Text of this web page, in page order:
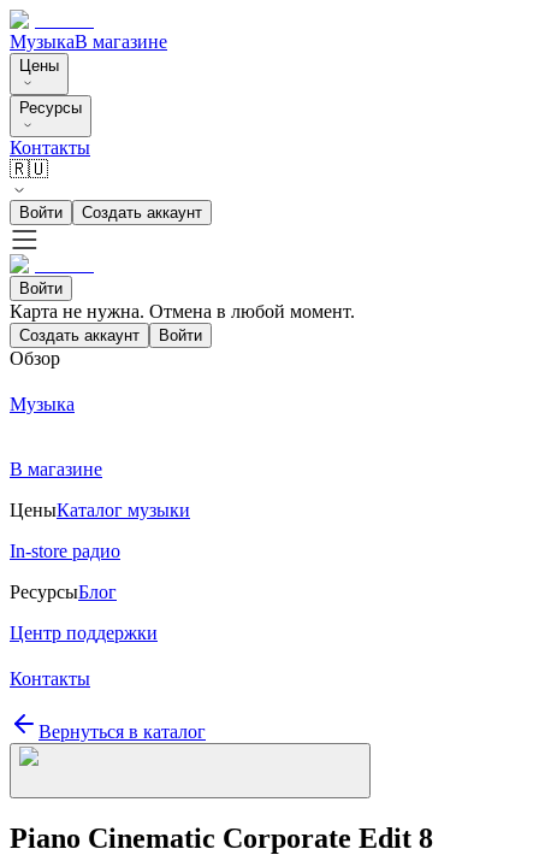
МузыкаВ магазине
Цены
Ресурсы
Контакты
🇷🇺
Войти Создать аккаунт
Войти
Карта не нужна. Отмена в любой момент.
Создать аккаунт Войти
Обзор
Музыка
В магазине
ЦеныКаталог музыки
In-store радио
РесурсыБлог
Центр поддержки
Контакты
Вернуться в каталог
Piano Cinematic Corporate Edit 8